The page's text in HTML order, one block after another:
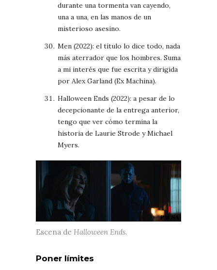
durante una tormenta van cayendo,
una a una, en las manos de un
misterioso asesino.
Men (2022): el título lo dice todo, nada
más aterrador que los hombres. Suma
a mi interés que fue escrita y dirigida
por Alex Garland (Ex Machina).
Halloween Ends (2022): a pesar de lo
decepcionante de la entrega anterior,
tengo que ver cómo termina la
historia de Laurie Strode y Michael
Myers.
Escena de Halloween Ends.
Poner límites